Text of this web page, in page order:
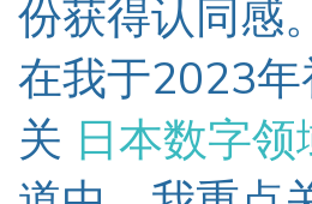
份获得认同感。
在我于2023
关 日本数字领